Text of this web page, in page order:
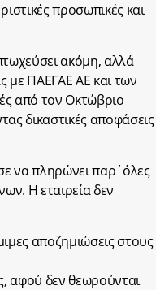
προσωπικές και
ακόμη, αλλά
με ΠΑΕΓΑΕ ΑΕ και των
από τον Οκτώβριο
δικαστικές αποφάσεις
να πληρώνει παρ΄όλες
Η εταιρεία δεν
αποζημιώσεις στους
αφού δεν θεωρούνται